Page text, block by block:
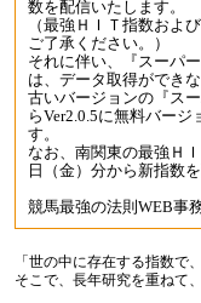
数を配信いたします。
（最強ＨＩＴ指数およ
ご了承ください。）
それに伴い、『スーパ
は、データ取得ができな
古いバージョンの『ス
らVer2.0.5に無料バー
す。
なお、南関東の最強Ｈ
日（金）分から新指数
競馬最強の法則WEB事
「世の中に存在する指数で
そこで、長年研究を重ねて